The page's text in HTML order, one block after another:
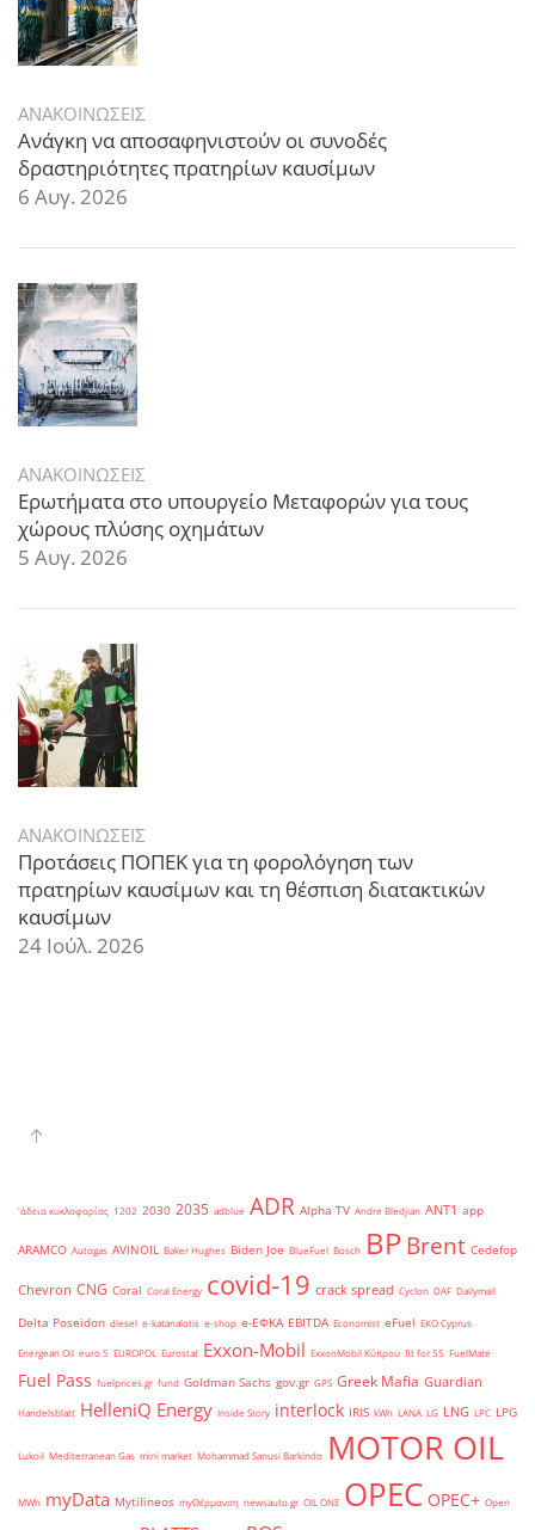
ΑΝΑΚΟΙΝΩΣΕΙΣ
Ανάγκη να αποσαφηνιστούν οι συνοδές
δραστηριότητες πρατηρίων καυσίμων
6 Αυγ. 2026
ΑΝΑΚΟΙΝΩΣΕΙΣ
Ερωτήματα στο υπουργείο Μεταφορών για τους
χώρους πλύσης οχημάτων
5 Αυγ. 2026
ΑΝΑΚΟΙΝΩΣΕΙΣ
Προτάσεις ΠΟΠΕΚ για τη φορολόγηση των
πρατηρίων καυσίμων και τη θέσπιση διατακτικών
καυσίμων
24 Ιούλ. 2026
'άδεια κυκλοφορίας 1202 2030 2035 adblue ADR Alpha TV Andre Bledjian ANT1 app
ARAMCO Autogas AVINOIL Baker Hughes Biden Joe BlueFuel Bosch BPBrent Cedefop
Chevron CNG Coral Coral Energy covid-19 crack spread Cyclon DAF Dailymail
Delta Poseidon diesel e-katanalotis e-shop e-ΕΦΚΑ EBITDA Economist eFuel EKO Cyprus
Energean Oil euro 5 EUROPOL Eurostat Exxon-Mobil ExxonMobil Κύπρου fit for 55 FuelMate
Fuel Pass fuelprices.gr fund Goldman Sachs gov.gr GPS Greek Mafia Guardian
Handelsblatt HelleniQ Energy Inside Story interlock IRIS kWh LANA LG LNG LPC LPG
Lukoil Mediterranean Gas mini market Mohammad Sanusi Barkindo MOTOR OIL
MWh myData Mytilineos myΘέρμανση newsauto.gr OIL ONE OPEC OPEC+ Open